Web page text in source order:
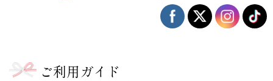
ご利用ガイド